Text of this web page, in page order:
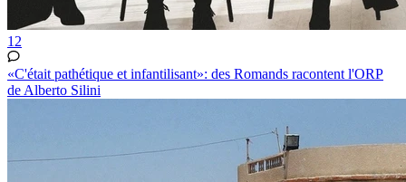
12
«C'était pathétique et infantilisant»: des Romands racontent l'ORP
de Alberto Silini